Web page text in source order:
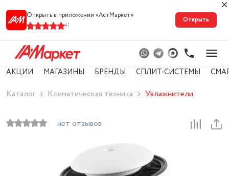
Открыть в приложении «АстМарке‪т‬»
41
Открыть
АКЦИИ МАГАЗИНЫ БРЕНДЫ СПЛИТ-СИСТЕМЫ
Каталог Климатическая техника Увлажнители
нет отзывов